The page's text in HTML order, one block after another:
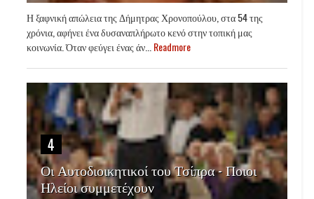
Η ξαφνική απώλεια της Δήμητρας Χρονοπούλου, στα 54 της
χρόνια, αφήνει ένα δυσαναπλήρωτο κενό στην τοπική μας
κοινωνία. Όταν φεύγει ένας άν...Readmore
4
Οι Αυτοδιοικητικοί του Τσίπρα - Ποιοι
Ηλείοι συμμετέχουν